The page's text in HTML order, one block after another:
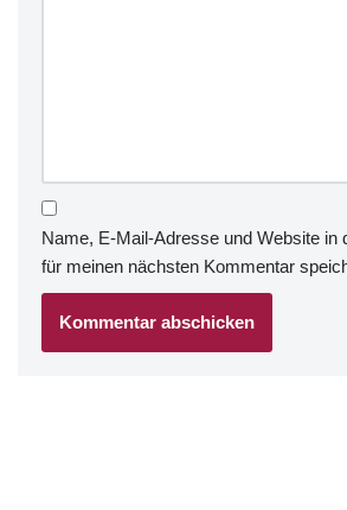
Name, E-Mail-Adresse und Website in
für meinen nächsten Kommentar